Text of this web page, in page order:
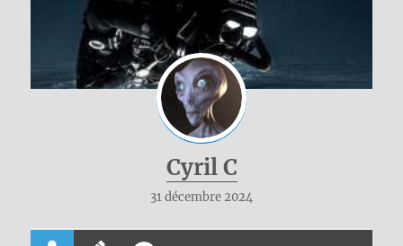
Cyril C
31 décembre 2024